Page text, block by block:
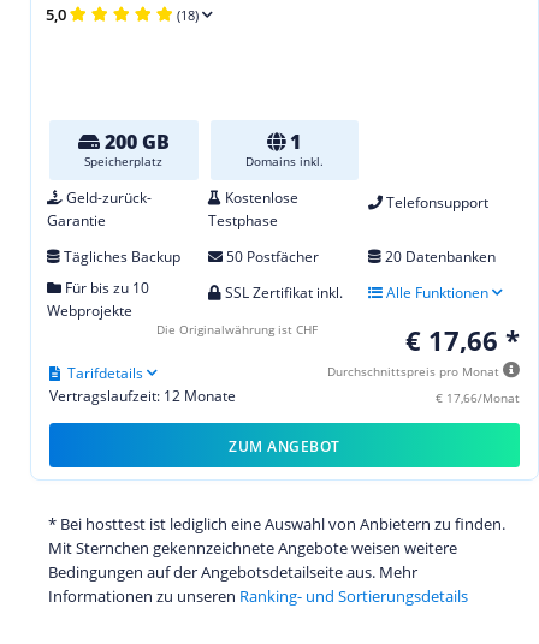
5,0 (18)
200 GB
Speicherplatz
1
Domains inkl.
Geld-zurück-
Garantie
Kostenlose
Testphase
Telefonsupport
Tägliches Backup 50 Postfächer
20 Datenbanken
Für bis zu 10
Webprojekte
SSL Zertifikat inkl. Alle Funktionen
€ 17,66 *
Durchschnittspreis pro Monat
€ 17,66/Monat
Vertragslaufzeit: 12 Monate
Tarifdetails
Die Originalwährung ist CHF
ZUM ANGEBOT
* Bei hosttest ist lediglich eine Auswahl von Anbietern zu finden.
Mit Sternchen gekennzeichnete Angebote weisen weitere
Bedingungen auf der Angebotsdetailseite aus. Mehr
Informationen zu unseren Ranking- und Sortierungsdetails